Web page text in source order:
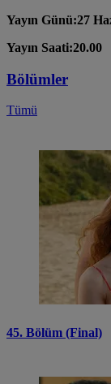
Yayın Günü:27
Yayın Saati:20.00
Bölümler
Tümü
45. Bölüm (Final)